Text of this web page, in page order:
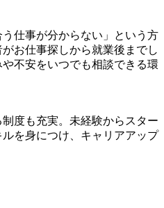
う仕事が分からない」という方
お仕事探しから就業後までし
不安をいつでも相談できる環
度も充実。未経験からスター
を身につけ、キャリアアップ